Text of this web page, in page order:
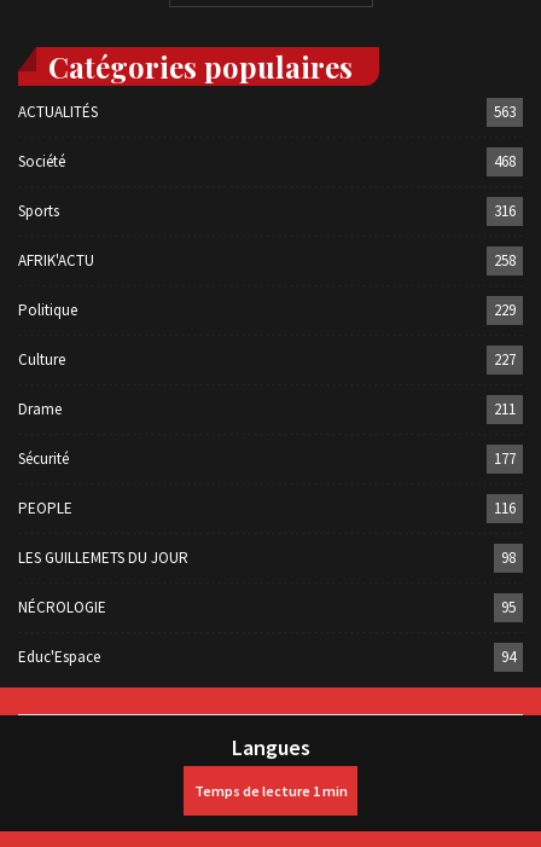
Catégories populaires
ACTUALITÉS 563
Société 468
Sports 316
AFRIK'ACTU 258
Politique 229
Culture 227
Drame 211
Sécurité 177
PEOPLE 116
LES GUILLEMETS DU JOUR 98
NÉCROLOGIE 95
Educ'Espace 94
Langues